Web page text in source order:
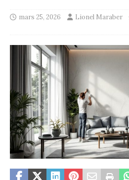
mars 25, 2026 Lionel Maraber